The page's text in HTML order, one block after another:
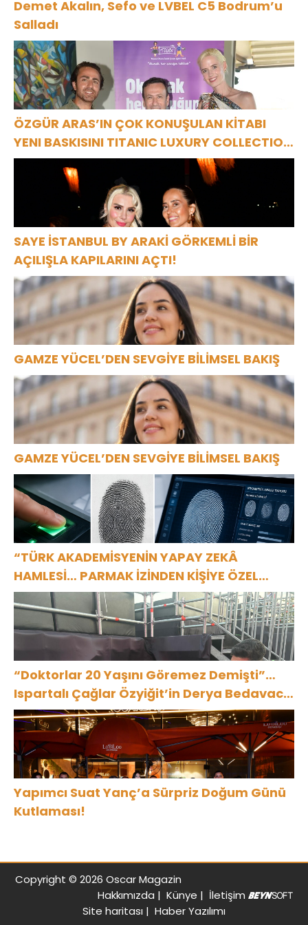
Demet Akalın, Sefo ve LVBEL C5 Bodrum’u
Salladı
ÖZGÜR ARAS’IN ÇOK KONUŞULAN KİTABI
YENI BASKISINI TITANIC LUXURY COLLECTION
BODRUM’DA KUTLADI
SAYE İSTANBUL BY ARAKİ GÖRKEMLİ BİR
AÇILIŞLA KAPILARINI AÇTI!
GAMZE YÜCEL’DEN SEVGİYE BİLİMSEL BAKIŞ
GAMZE YÜCEL’DEN SEVGİYE BİLİMSEL BAKIŞ
“TÜRK AKADEMİSYENİN YAPAY ZEKÂ
HAMLESİ… PARMAK İZİNDEN KİŞİYE ÖZEL
ANALİZ”
“Doktorlar 20 Yaşını Göremez Demişti”…
Ispartalı Çağlar Özyiğit’in Derya Bedavacı
Buluşması Duygulandırdı
Yapımcı Suat Yanç’a Sürpriz Doğum Günü
Kutlaması!
Copyright © 2026 Oscar Magazin
Hakkımızda |Künye | İletişim
Site haritası | Haber Yazılımı